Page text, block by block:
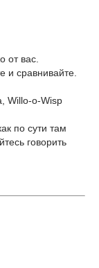
от вас.
и сравнивайте.
Willo-o-Wisp
по сути там
говорить